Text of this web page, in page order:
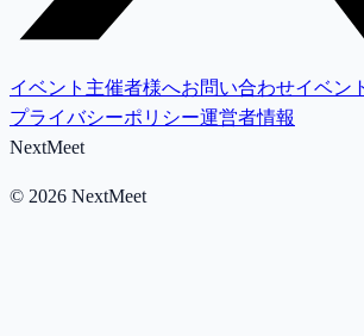
イベント主催者様へお問い合わせイベン
プライバシーポリシー運営者情報
NextMeet
© 2026 NextMeet